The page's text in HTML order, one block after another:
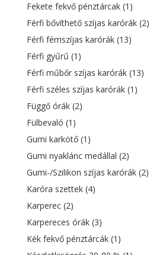
Fekete fekvő pénztárcak (1)
Férfi bővíthető szíjas karórák (2)
Férfi fémszíjas karórák (13)
Férfi gyűrű (1)
Férfi műbőr szíjas karórák (13)
Férfi széles szíjas karórák (1)
Függő órák (2)
Fülbevaló (1)
Gumi karkötő (1)
Gumi nyaklánc medállal (2)
Gumi-/Szilikon szíjas karórák (2)
Karóra szettek (4)
Karperec (2)
Karpereces órák (3)
Kék fekvő pénztárcák (1)